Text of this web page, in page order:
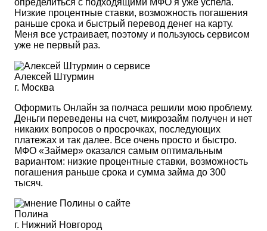
Низкие процентные ставки, возможность погашения
раньше срока и быстрый перевод денег на карту.
Меня все устраивает, поэтому и пользуюсь сервисом
уже не первый раз.
Алексей Штурмин
г. Москва
Оформить Онлайн за полчаса решили мою проблему.
Деньги переведены на счет, микрозайм получен и нет
никаких вопросов о просрочках, последующих
платежах и так далее. Все очень просто и быстро.
МФО «Займер» оказался самым оптимальным
вариантом: низкие процентные ставки, возможность
погашения раньше срока и сумма займа до 300
тысяч.
Полина
г. Нижний Новгород